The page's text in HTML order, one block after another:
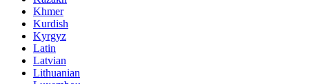
Khmer
Kurdish
Kyrgyz
Latin
Latvian
Lithuanian